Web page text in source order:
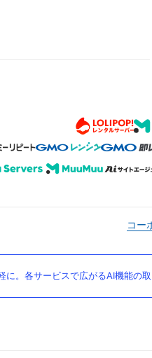
コー
。各サービスで広がるAI機能の